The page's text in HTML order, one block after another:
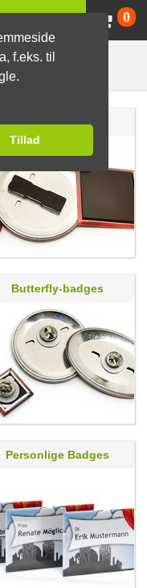
f.eks. til
Tillad
0
Magnet-badges
Butterfly-badges
Personlige Badges